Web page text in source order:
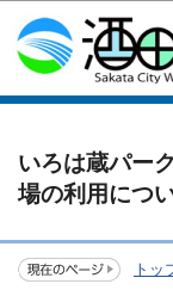
いろは蔵パー
場の利用につ
トッ